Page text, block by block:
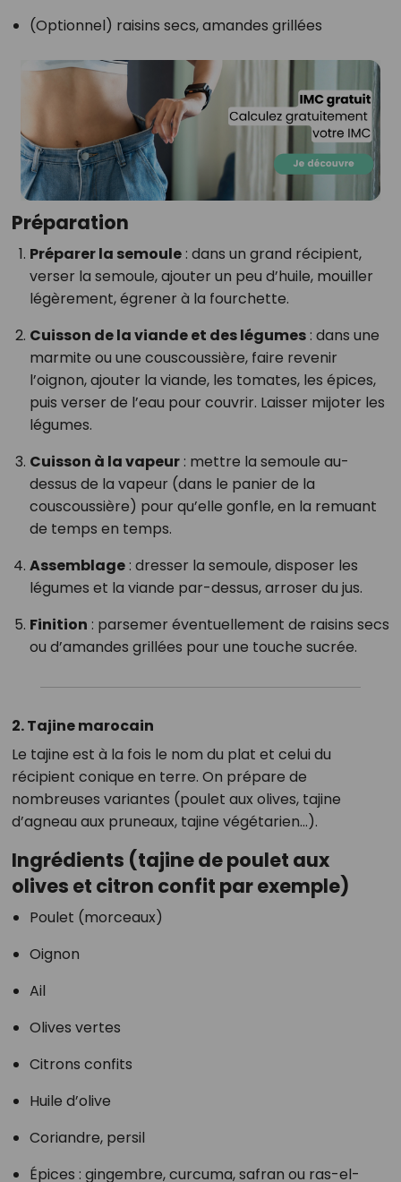
(Optionnel) raisins secs, amandes grillées
Préparation
Préparer la semoule: dans un grand récipient,
verser la semoule, ajouter un peu d’huile, mouiller
légèrement, égrener à la fourchette.
Cuisson de la viande et des légumes: dans une
marmite ou une couscoussière, faire revenir
l’oignon, ajouter la viande, les tomates, les épices,
puis verser de l’eau pour couvrir. Laisser mijoter les
légumes.
Cuisson à la vapeur: mettre la semoule au-
dessus de la vapeur (dans le panier de la
couscoussière) pour qu’elle gonfle, en la remuant
de temps en temps.
Assemblage: dresser la semoule, disposer les
légumes et la viande par-dessus, arroser du jus.
Finition : parsemer éventuellement de raisins secs
ou d’amandes grillées pour une touche sucrée.
2. Tajine marocain
Le tajine est à la fois le nom du plat et celui du
récipient conique en terre. On prépare de
nombreuses variantes (poulet aux olives, tajine
d’agneau aux pruneaux, tajine végétarien…).
Ingrédients (tajine de poulet aux
olives et citron confit par exemple)
Poulet (morceaux)
Oignon
Ail
Olives vertes
Citrons confits
Huile d’olive
Coriandre, persil
Épices : gingembre, curcuma, safran ou ras-el-